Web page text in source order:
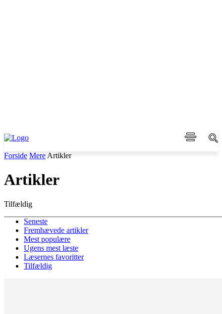
Forside Mere Artikler
Artikler
Tilfældig
Seneste
Fremhævede artikler
Mest populære
Ugens mest læste
Læsernes favoritter
Tilfældig